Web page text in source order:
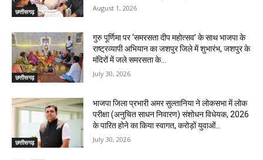
छत्तीसगढ़ August 1, 2026
छत्तीसगढ़
गुरु पूर्णिमा पर ‘समरसता दीप महोत्सव’ के साथ भाजपा के
राष्ट्रव्यापी अभियान का जशपुर जिले में शुभारंभ, जशपुर के
मंदिरों में जले समरसता के...
July 30, 2026
छत्तीसगढ़
भाजपा जिला प्रभारी अमर सुल्तानिया ने लोकसभा में लोक
परीक्षा (अनुचित साधन निवारण) संशोधन विधेयक, 2026
के पारित होने का किया स्वागत, करोड़ों युवाओं...
July 30, 2026